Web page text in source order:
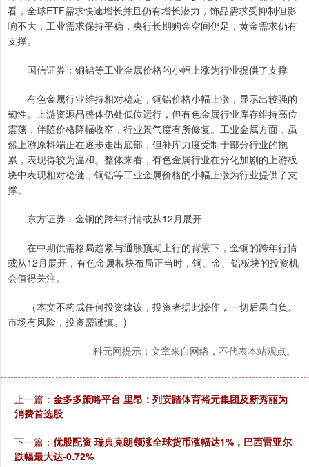
看，全球ETF需求快速增长并且仍有增长潜力，饰品需求受抑制但影
响不大，工业需求保持平稳，央行长期购金空间仍足，黄金需求仍有
支撑。
国信证券：铜铝等工业金属价格的小幅上涨为行业提供了支撑
有色金属行业维持相对稳定，铜铝价格小幅上涨，显示出较强的
韧性。上游资源品整体仍处低位运行，但有色金属行业库存维持高位
震荡，伴随价格降幅收窄，行业景气度有所修复。工业金属方面，虽
然上游原料端正在逐步走出底部，但补库力度受制于部分行业的拖
累，表现得较为温和。整体来看，有色金属行业在分化加剧的上游板
块中表现相对稳健，铜铝等工业金属价格的小幅上涨为行业提供了支
撑。
东方证券：金铜的跨年行情或从12月展开
在中期供需格局趋紧与通胀预期上行的背景下，金铜的跨年行情
或从12月展开，有色金属板块布局正当时，铜、金、铝板块的投资机
会值得关注。
（本文不构成任何投资建议，投资者据此操作，一切后果自负。
市场有风险，投资需谨慎。)
科元网提示：文章来自网络，不代表本站观点。
上一篇： 金多多策略平台 里昂：列安踏体育裕元集团及新秀丽为
消费首选股
下一篇： 优股配资 瑞典克朗领涨全球货币涨幅达1%，巴西雷亚尔
跌幅最大达-0.72%